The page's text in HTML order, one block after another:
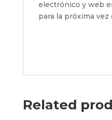
electrónico y web
para la próxima
Related